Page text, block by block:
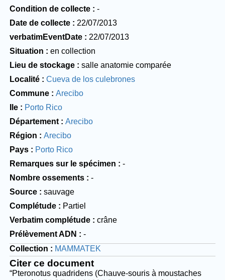
Condition de collecte
-
Date de collecte
22/07/2013
verbatimEventDate
22/07/2013
Situation
en collection
Lieu de stockage
salle anatomie comparée
Localité
Cueva de los culebrones
Commune
Arecibo
Ile
Porto Rico
Département
Arecibo
Région
Arecibo
Pays
Porto Rico
Remarques sur le spécimen
-
Nombre ossements
-
Source
sauvage
Complétude
Partiel
Verbatim complétude
crâne
Prélèvement ADN
-
Collection
MAMMATEK
Citer ce document
“Pteronotus quadridens (Chauve-souris à moustaches